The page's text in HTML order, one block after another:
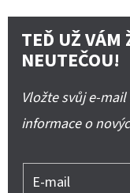
TEĎ UŽ VÁM
NEUTEČOU!
Vložte svůj e-
informace o
E-mail